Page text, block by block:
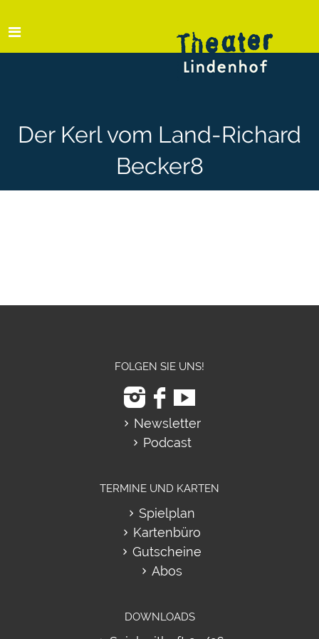
Der Kerl vom Land-Richard
Becker8
FOLGEN SIE UNS!
Newsletter
Podcast
TERMINE UND KARTEN
Spielplan
Kartenbüro
Gutscheine
Abos
DOWNLOADS